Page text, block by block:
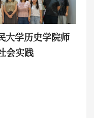
大学历史学院师
会实践